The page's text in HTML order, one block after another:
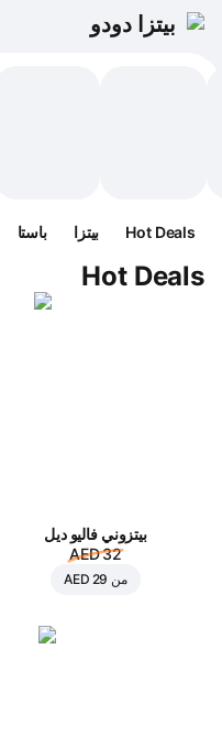
بيتزا دودو
Hot Deals بيتزا باستا
Hot Deals
بيتزوني فاليو ديل
AED 32
من AED 29